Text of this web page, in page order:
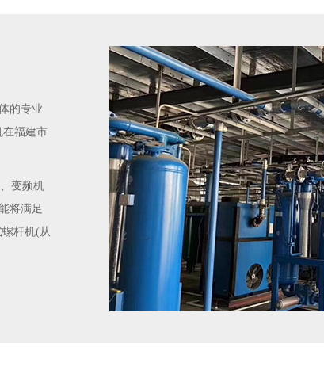
的专业
在福建市
变频机
将满足
杆机(从